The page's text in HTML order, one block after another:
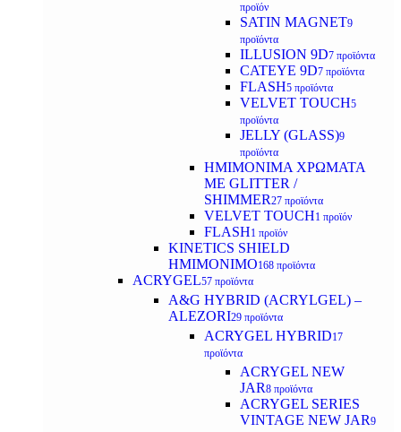
προϊόν
SATIN MAGNET9
προϊόντα
ILLUSION 9D7 προϊόντα
CATEYE 9D7 προϊόντα
FLASH5 προϊόντα
VELVET TOUCH5
προϊόντα
JELLY (GLASS)9
προϊόντα
ΗΜΙΜΟΝΙΜA ΧΡΩΜΑΤΑ
ΜΕ GLITTER /
SHIMMER27 προϊόντα
VELVET TOUCH1 προϊόν
FLASH1 προϊόν
KINETICS SHIELD
ΗΜΙΜΟΝΙΜΟ168 προϊόντα
ACRYGEL57 προϊόντα
A&G HYBRID (ACRYLGEL) –
ALEZORI29 προϊόντα
ACRYGEL HYBRID17
προϊόντα
ACRYGEL NEW
JAR8 προϊόντα
ACRYGEL SERIES
VINTAGE NEW JAR9